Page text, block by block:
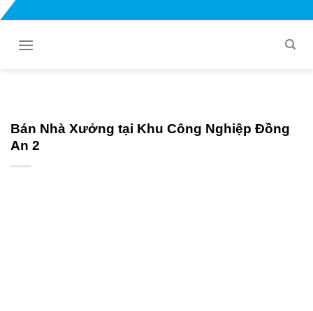
Bỏ
Bán Nhà Xưởng tại Khu Công Nghiệp Đồng
An 2